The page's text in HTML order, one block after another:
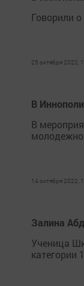
Говорили
25 октября 2022,
В
В
14 октября 2022,
Залина
Ученица
категории